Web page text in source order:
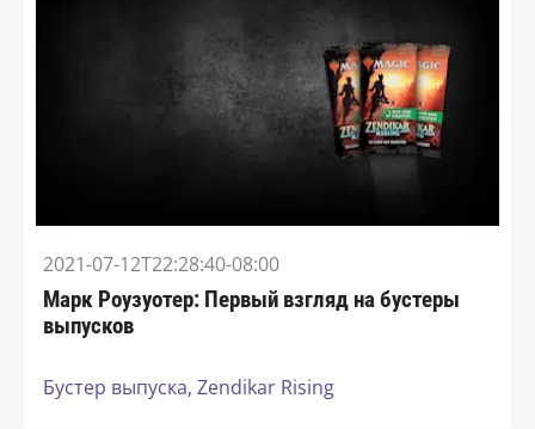
2021-07-12T22:28:40-08:00
Марк Роузуотер: Первый взгляд на бустеры
выпусков
Бустер выпуска, Zendikar Rising